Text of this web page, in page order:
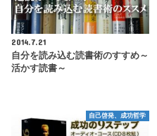
2014.7.21
自分を読み込む読書術のすすめ～
活かす読書～
自己啓発、成功哲学